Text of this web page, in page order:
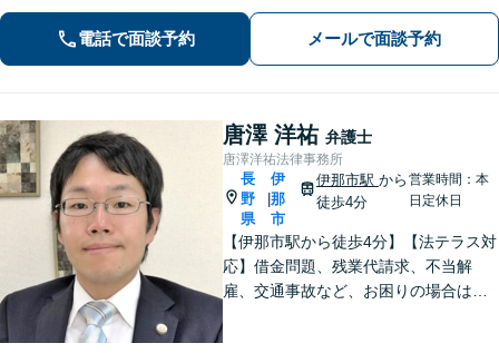
頼者様と共に歩みます。お一人で悩ま
ず是非ご相談ください。
電話で面談予約 メールで面談予約
唐澤 洋祐 弁護士
唐澤洋祐法律事務所
長
野
県
|
伊
那
市
伊那市駅 から
徒歩4分
営業時間：本
日定休日
【伊那市駅から徒歩4分】【法テラス対
応】借金問題、残業代請求、不当解
雇、交通事故など、お困りの場合はす